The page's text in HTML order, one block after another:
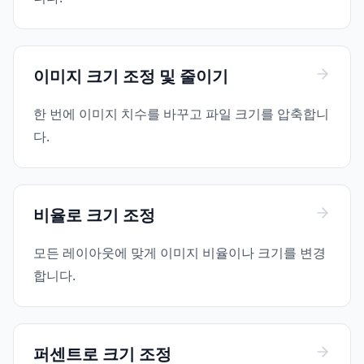
이미지 크기 조정 및 줄이기
한 번에 이미지 치수를 바꾸고 파일 크기를 압축합니
다.
비율로 크기 조정
모든 레이아웃에 맞게 이미지 비율이나 크기를 변경
합니다.
퍼센트로 크기 조정